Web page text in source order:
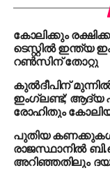
പാര്‍ത്ഥിവ് പട്ടേല്‍
കോലിക്കും
ടെസ്റ്റില്‍ ഇന്ത്യ
റണ്‍സിന് തോറ്റു
കുല്‍ദീപിന്
ഇംഗ്ലണ്ട്; ആദ്യ
രോഹിതും
പുതിയ
രാജസ്ഥാനില്‍
അറിഞ്ഞതിലും